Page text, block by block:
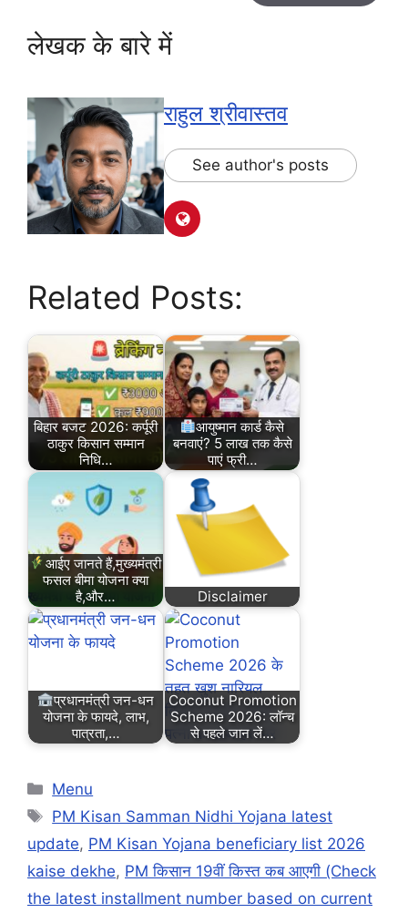
लेखक के बारे में
राहुल श्रीवास्तव
See author's posts
Related Posts:
बिहार बजट 2026: कर्पूरी
ठाकुर किसान सम्मान
निधि…
आयुष्मान कार्ड कैसे
बनवाएं? 5 लाख तक कैसे
पाएं फ्री…
आईए जानते हैं,मुख्यमंत्री
फसल बीमा योजना क्या
है,और…
Disclaimer
प्रधानमंत्री जन-धन
योजना के फायदे, लाभ,
पात्रता,…
Coconut Promotion
Scheme 2026: लॉन्च
से पहले जान लें…
Categories
Menu
Tags
PM Kisan Samman Nidhi Yojana latest
update, PM Kisan Yojana beneficiary list 2026
kaise dekhe, PM किसान 19वीं किस्त कब आएगी (Check
the latest installment number based on current